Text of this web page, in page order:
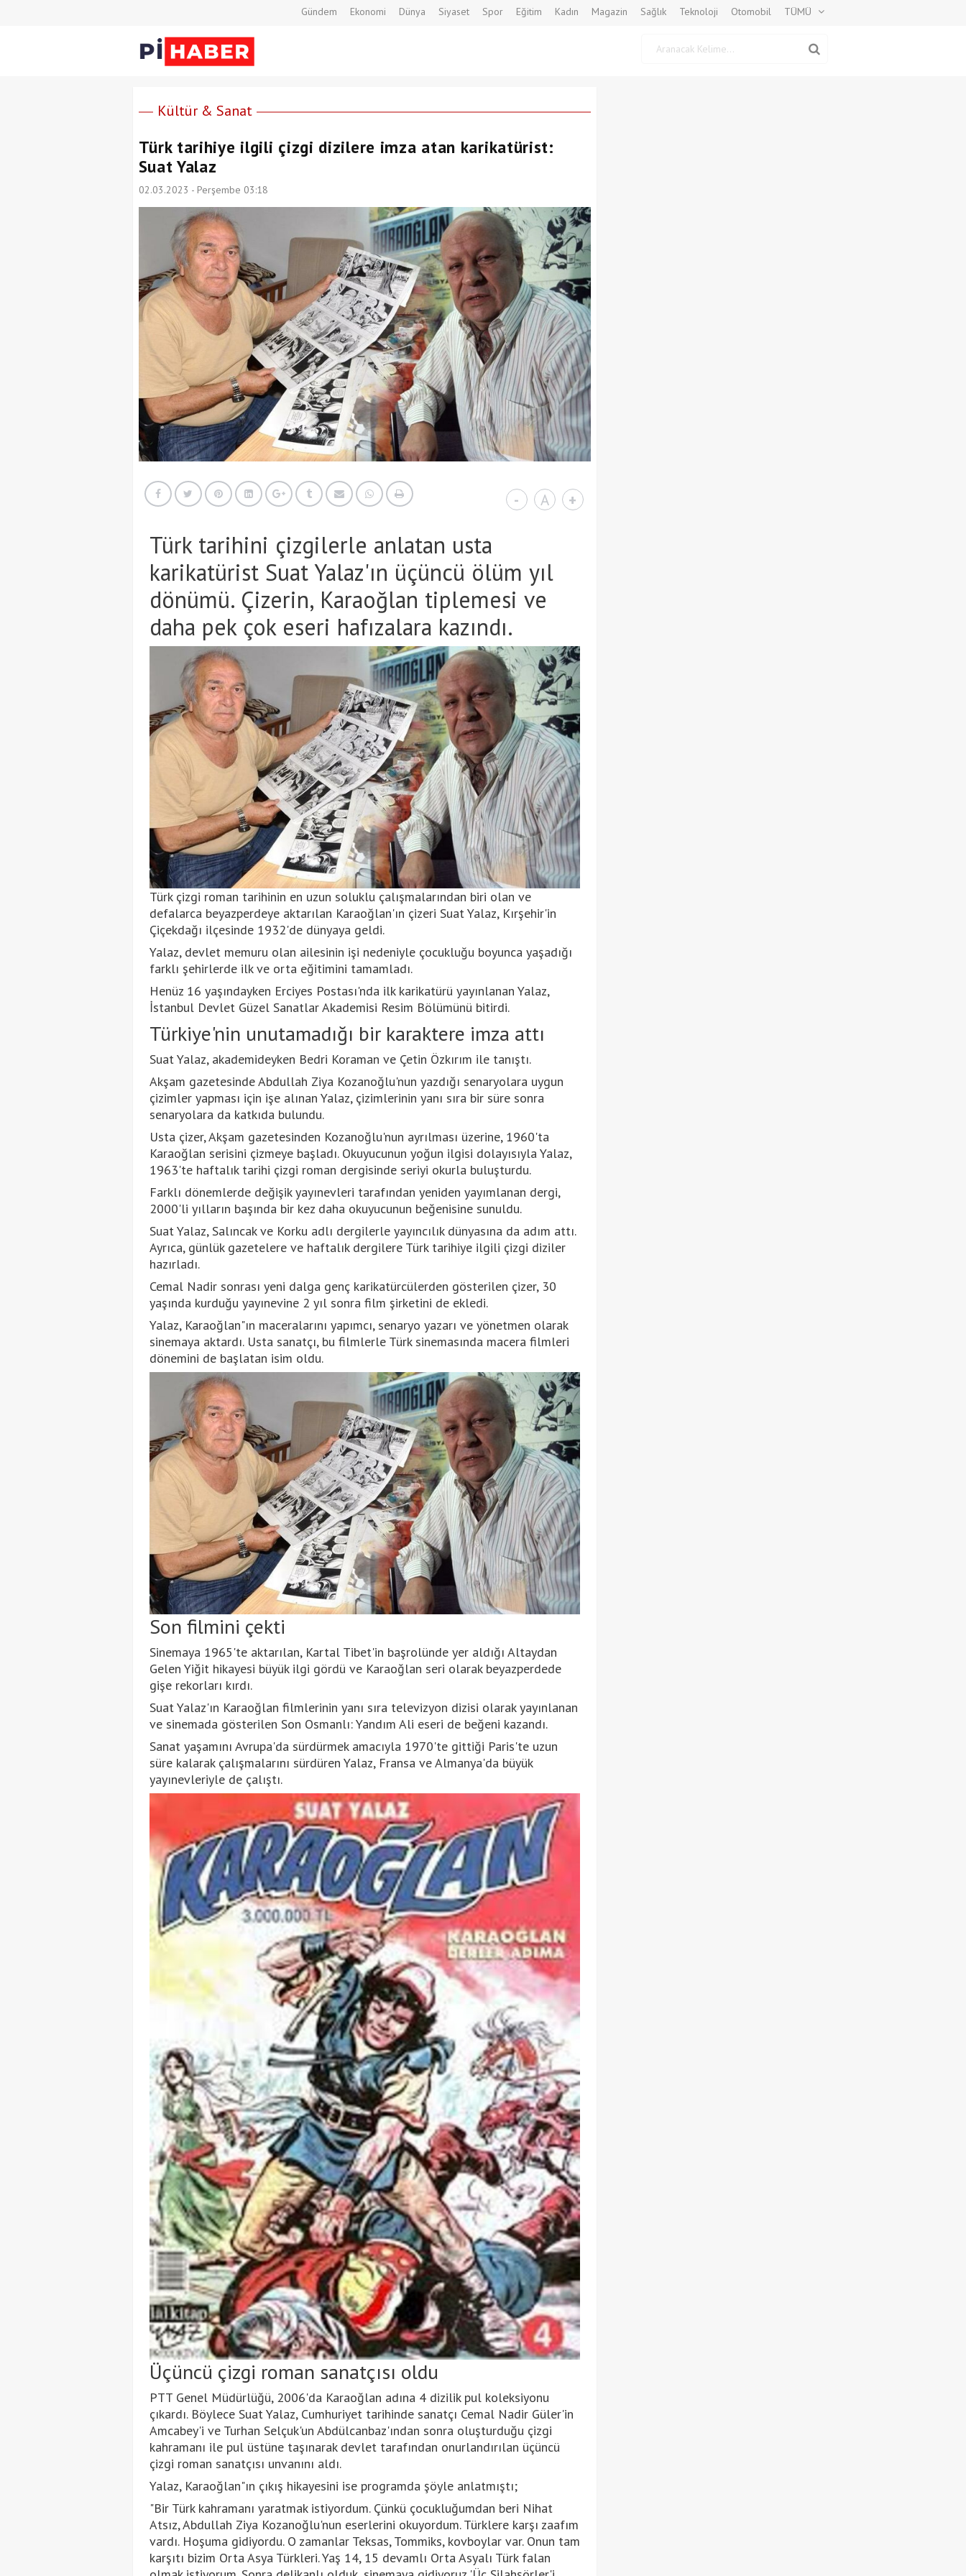
Gündem Ekonomi Dünya Siyaset Spor Eğitim Kadın Magazin Sağlık Teknoloji Otomobil TÜMÜ
Kültür & Sanat
Türk tarihiye ilgili çizgi dizilere imza atan karikatürist:
Suat Yalaz
02.03.2023 - Perşembe 03:18
- A +
Türk tarihini çizgilerle anlatan usta
karikatürist Suat Yalaz'ın üçüncü ölüm yıl
dönümü. Çizerin, Karaoğlan tiplemesi ve
daha pek çok eseri hafızalara kazındı.
Türk çizgi roman tarihinin en uzun soluklu çalışmalarından biri olan ve
defalarca beyazperdeye aktarılan Karaoğlan'ın çizeri Suat Yalaz, Kırşehir'in
Çiçekdağı ilçesinde 1932'de dünyaya geldi.
Yalaz, devlet memuru olan ailesinin işi nedeniyle çocukluğu boyunca yaşadığı
farklı şehirlerde ilk ve orta eğitimini tamamladı.
Henüz 16 yaşındayken Erciyes Postası'nda ilk karikatürü yayınlanan Yalaz,
İstanbul Devlet Güzel Sanatlar Akademisi Resim Bölümünü bitirdi.
Türkiye'nin unutamadığı bir karaktere imza attı
Suat Yalaz, akademideyken Bedri Koraman ve Çetin Özkırım ile tanıştı.
Akşam gazetesinde Abdullah Ziya Kozanoğlu'nun yazdığı senaryolara uygun
çizimler yapması için işe alınan Yalaz, çizimlerinin yanı sıra bir süre sonra
senaryolara da katkıda bulundu.
Usta çizer, Akşam gazetesinden Kozanoğlu'nun ayrılması üzerine, 1960'ta
Karaoğlan serisini çizmeye başladı. Okuyucunun yoğun ilgisi dolayısıyla Yalaz,
1963'te haftalık tarihi çizgi roman dergisinde seriyi okurla buluşturdu.
Farklı dönemlerde değişik yayınevleri tarafından yeniden yayımlanan dergi,
2000'li yılların başında bir kez daha okuyucunun beğenisine sunuldu.
Suat Yalaz, Salıncak ve Korku adlı dergilerle yayıncılık dünyasına da adım attı.
Ayrıca, günlük gazetelere ve haftalık dergilere Türk tarihiye ilgili çizgi diziler
hazırladı.
Cemal Nadir sonrası yeni dalga genç karikatürcülerden gösterilen çizer, 30
yaşında kurduğu yayınevine 2 yıl sonra film şirketini de ekledi.
Yalaz, Karaoğlan"ın maceralarını yapımcı, senaryo yazarı ve yönetmen olarak
sinemaya aktardı. Usta sanatçı, bu filmlerle Türk sinemasında macera filmleri
dönemini de başlatan isim oldu.
Son filmini çekti
Sinemaya 1965'te aktarılan, Kartal Tibet'in başrolünde yer aldığı Altaydan
Gelen Yiğit hikayesi büyük ilgi gördü ve Karaoğlan seri olarak beyazperdede
gişe rekorları kırdı.
Suat Yalaz'ın Karaoğlan filmlerinin yanı sıra televizyon dizisi olarak yayınlanan
ve sinemada gösterilen Son Osmanlı: Yandım Ali eseri de beğeni kazandı.
Sanat yaşamını Avrupa'da sürdürmek amacıyla 1970'te gittiği Paris'te uzun
süre kalarak çalışmalarını sürdüren Yalaz, Fransa ve Almanya'da büyük
yayınevleriyle de çalıştı.
Üçüncü çizgi roman sanatçısı oldu
PTT Genel Müdürlüğü, 2006'da Karaoğlan adına 4 dizilik pul koleksiyonu
çıkardı. Böylece Suat Yalaz, Cumhuriyet tarihinde sanatçı Cemal Nadir Güler'in
Amcabey'i ve Turhan Selçuk'un Abdülcanbaz'ından sonra oluşturduğu çizgi
kahramanı ile pul üstüne taşınarak devlet tarafından onurlandırılan üçüncü
çizgi roman sanatçısı unvanını aldı.
Yalaz, Karaoğlan"ın çıkış hikayesini ise programda şöyle anlatmıştı;
"Bir Türk kahramanı yaratmak istiyordum. Çünkü çocukluğumdan beri Nihat
Atsız, Abdullah Ziya Kozanoğlu'nun eserlerini okuyordum. Türklere karşı zaafım
vardı. Hoşuma gidiyordu. O zamanlar Teksas, Tommiks, kovboylar var. Onun tam
karşıtı bizim Orta Asya Türkleri. Yaş 14, 15 devamlı Orta Asyalı Türk falan